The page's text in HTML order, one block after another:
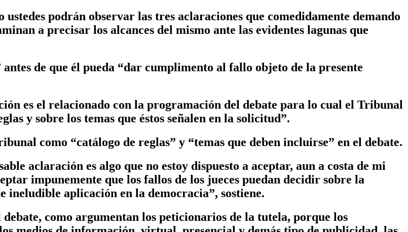
podrán observar las tres aclaraciones que comedidamente demando
a precisar los alcances del mismo ante las evidentes lagunas que
de que él pueda “dar cumplimento al fallo objeto de la presente
es el relacionado con la programación del debate para lo cual el Tribunal
y sobre los temas que éstos señalen en la solicitud”.
como “catálogo de reglas” y “temas que deben incluirse” en el debate.
aclaración es algo que no estoy dispuesto a aceptar, aun a costa de mi
impunemente que los fallos de los jueces puedan decidir sobre la
ineludible aplicación en la democracia”, sostiene.
como argumentan los peticionarios de la tutela, porque los